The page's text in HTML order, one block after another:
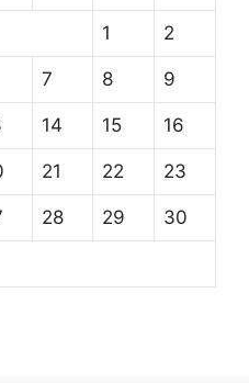
1 2
7 8 9
14 15 16
21 22 23
28 29 30